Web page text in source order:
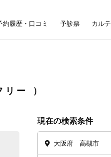
約履歴・口コミ 予診票 カルテ
リー
現在の検索条件
大阪府 高槻市